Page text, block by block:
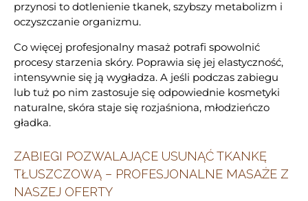
przynosi to dotlenienie tkanek, szybszy metabolizm i
oczyszczanie organizmu.
Co więcej profesjonalny masaż potrafi spowolnić
procesy starzenia skóry. Poprawia się jej elastyczność,
intensywnie się ją wygładza. A jeśli podczas zabiegu
lub tuż po nim zastosuje się odpowiednie kosmetyki
naturalne, skóra staje się rozjaśniona, młodzieńczo
gładka.
ZABIEGI POZWALAJĄCE USUNĄĆ TKANKĘ
TŁUSZCZOWĄ – PROFESJONALNE MASAŻE Z
NASZEJ OFERTY